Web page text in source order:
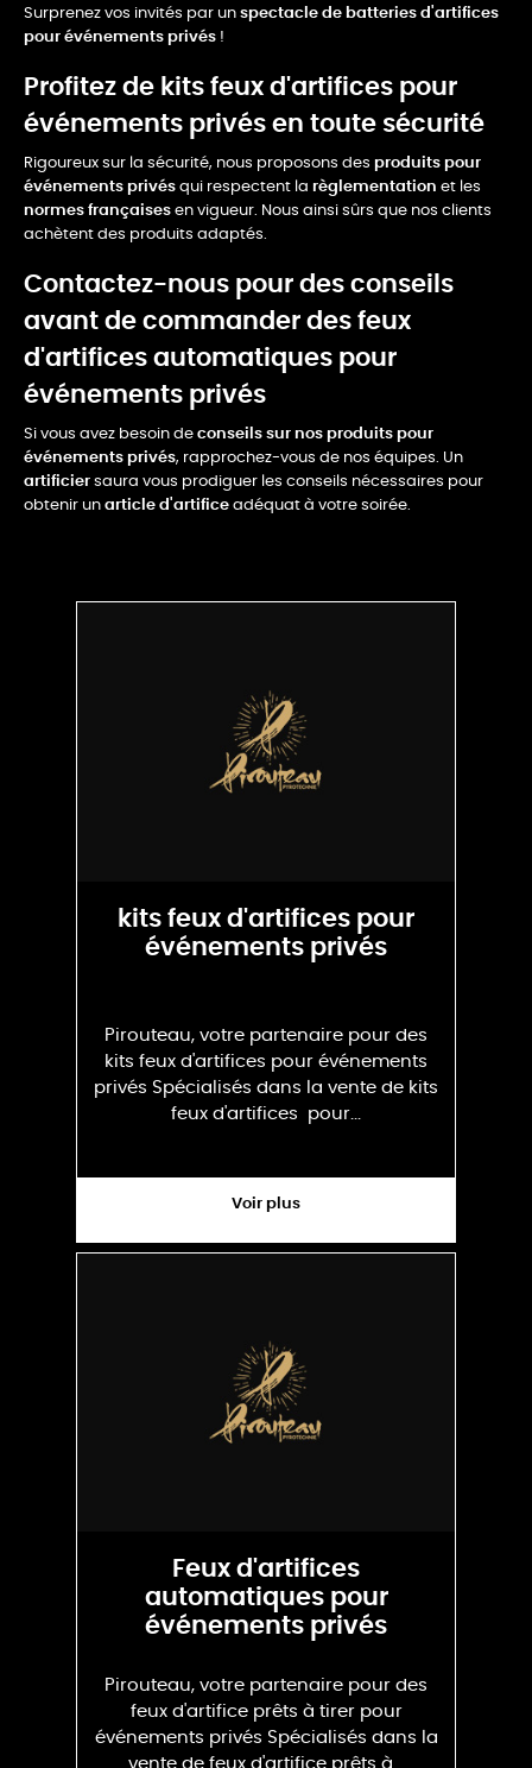
Surprenez vos invités par un spectacle de batteries d'artifices
pour événements privés !
Profitez de kits feux d'artifices pour
événements privés en toute sécurité
Rigoureux sur la sécurité, nous proposons des produits pour
événements privés qui respectent la règlementation et les
normes françaises en vigueur. Nous ainsi sûrs que nos clients
achètent des produits adaptés.
Contactez-nous pour des conseils
avant de commander des feux
d'artifices automatiques pour
événements privés
Si vous avez besoin de conseils sur nos produits pour
événements privés, rapprochez-vous de nos équipes. Un
artificier saura vous prodiguer les conseils nécessaires pour
obtenir un article d'artifice adéquat à votre soirée.
kits feux d'artifices pour
événements privés
Pirouteau, votre partenaire pour des
kits feux d'artifices pour événements
privés Spécialisés dans la vente de kits
feux d'artifices pour...
Voir plus
Feux d'artifices
automatiques pour
événements privés
Pirouteau, votre partenaire pour des
feux d'artifice prêts à tirer pour
événements privés Spécialisés dans la
vente de feux d'artifice prêts à...